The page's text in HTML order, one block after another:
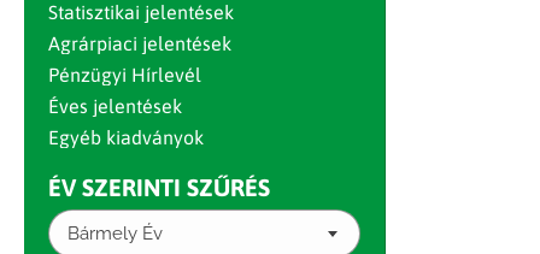
Statisztikai jelentések
Agrárpiaci jelentések
Pénzügyi Hírlevél
Éves jelentések
Egyéb kiadványok
ÉV SZERINTI SZŰRÉS
Bármely Év